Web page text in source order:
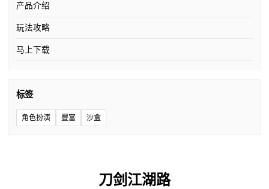
产品介绍
玩法攻略
马上下载
标签
角色扮演 豐富 沙盒
刀剑江湖路